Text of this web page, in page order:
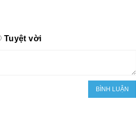
Tuyệt vời